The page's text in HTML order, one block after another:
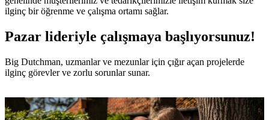
ilginç bir öğrenme ve çalışma ortamı sağlar.
Pazar lideriyle çalışmaya başlıyorsunuz!
Big Dutchman, uzmanlar ve mezunlar için çığır açan projelerde
ilginç görevler ve zorlu sorunlar sunar.